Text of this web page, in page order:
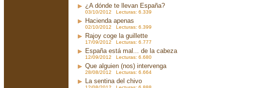
¿A dónde te llevan España?
03/10/2012 Lecturas: 6.339
Hacienda apenas
02/10/2012 Lecturas: 6.399
Rajoy coge la guillette
17/09/2012 Lecturas: 6.777
España está mal... de la cabeza
12/09/2012 Lecturas: 6.680
Que alguien (nos) intervenga
28/08/2012 Lecturas: 6.664
La sentina del chivo